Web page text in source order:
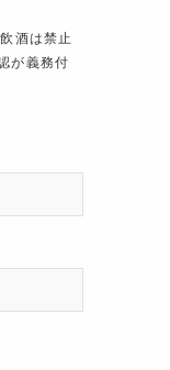
酒は禁止
が義務付